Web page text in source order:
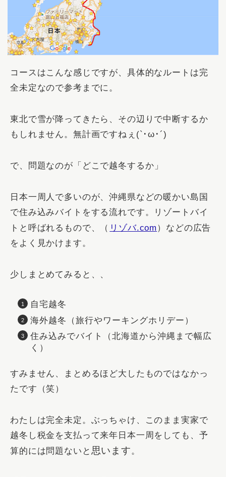
コースはこんな感じですが、具体的なルートは完
全未定なので参考までに。
東北で雪が降ってきたら、その辺りで中断するか
もしれません。無計画ですねぇ(`･ω･´)
で、問題なのが「 どこで越冬するか 」
日本一周人で多いのが、沖縄県などの暖かい島国
で住み込みバイトをする流れです。リゾートバイ
トと呼ばれるもので、（ リゾバ.com ）などの広告
をよく見かけます。
少しまとめてみると、、
自宅越冬
海外越冬（旅行やワーキングホリデー）
住み込みでバイト（北海道から沖縄まで幅広
く）
すみません、まとめるほど大したものではなかっ
たです（笑）
わたしは完全未定。ぶっちゃけ、このまま実家で
越冬し税金を支払って来年日本一周をしても、予
算的には問題ないと 思います。